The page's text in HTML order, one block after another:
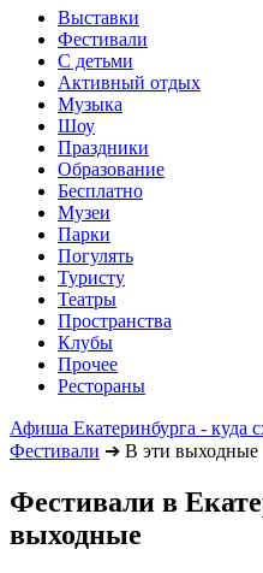
Выставки
Фестивали
С детьми
Активный отдых
Музыка
Шоу
Праздники
Образование
Бесплатно
Музеи
Парки
Погулять
Туристу
Театры
Пространства
Клубы
Прочее
Рестораны
Афиша Екатеринбурга - куда
Фестивали ➔ В эти выходные
Фестивали в
выходные